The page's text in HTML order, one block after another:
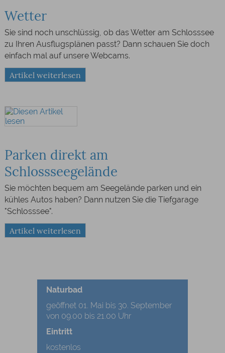
Wetter
Sie sind noch unschlüssig, ob das Wetter am Schlosssee
zu Ihren Ausflugsplänen passt? Dann schauen Sie doch
einfach mal auf unsere Webcams.
Artikel weiterlesen
Parken direkt am
Schlossseegelände
Sie möchten bequem am Seegelände parken und ein
kühles Autos haben? Dann nutzen Sie die Tiefgarage
"Schlosssee".
Artikel weiterlesen
Naturbad
geöffnet 01. Mai bis 30. September
von 09.00 bis 21.00 Uhr
Eintritt
kostenlos